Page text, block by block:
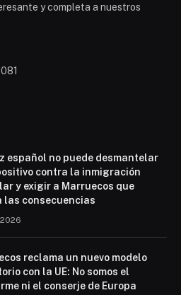
y completa a nuestros
español no puede desmantelar
contra la inmigración
y exigir a Marruecos que
las consecuencias
reclama un nuevo modelo
con la UE: No somos el
ni el conserje de Europa